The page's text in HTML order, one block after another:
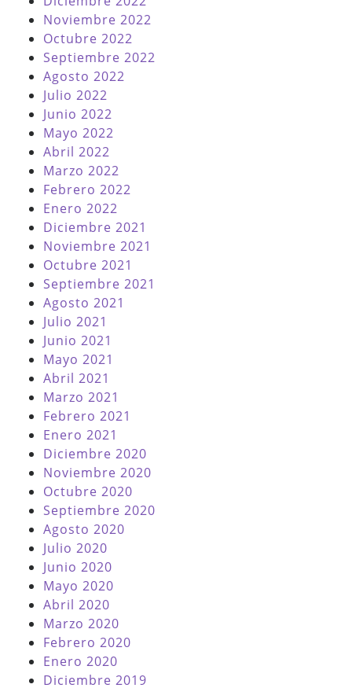
Noviembre 2022
Octubre 2022
Septiembre 2022
Agosto 2022
Julio 2022
Junio 2022
Mayo 2022
Abril 2022
Marzo 2022
Febrero 2022
Enero 2022
Diciembre 2021
Noviembre 2021
Octubre 2021
Septiembre 2021
Agosto 2021
Julio 2021
Junio 2021
Mayo 2021
Abril 2021
Marzo 2021
Febrero 2021
Enero 2021
Diciembre 2020
Noviembre 2020
Octubre 2020
Septiembre 2020
Agosto 2020
Julio 2020
Junio 2020
Mayo 2020
Abril 2020
Marzo 2020
Febrero 2020
Enero 2020
Diciembre 2019